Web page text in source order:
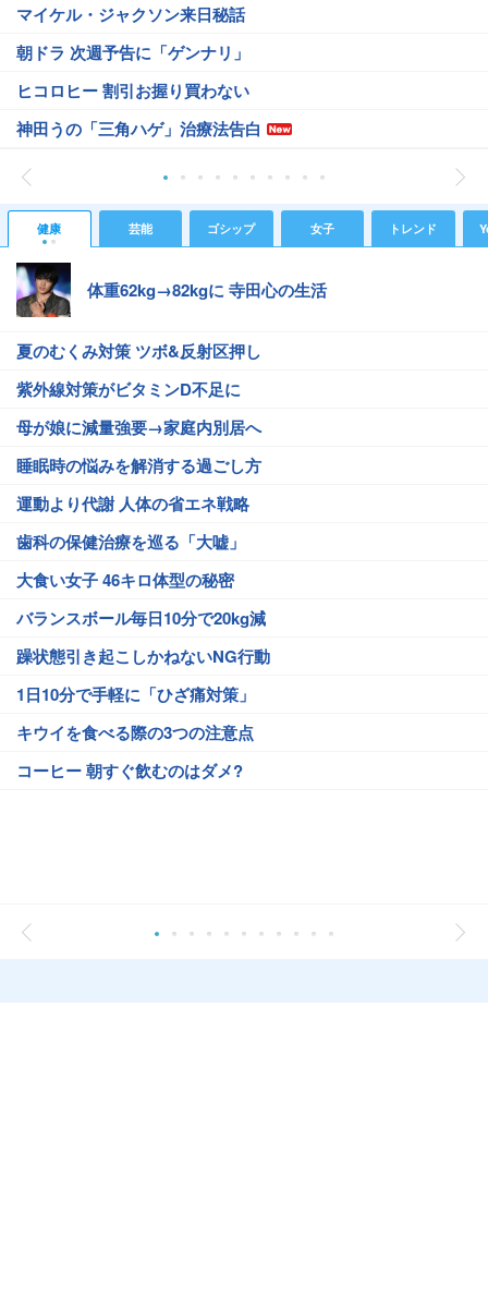
マイケル・ジャクソン来日秘話
朝ドラ 次週予告に「ゲンナリ」
ヒコロヒー 割引お握り買わない
神田うの「三角ハゲ」治療法告白
健康 芸能 ゴシップ 女子 トレンド
体重62kg→82kgに 寺田心の生活
夏のむくみ対策 ツボ&反射区押し
紫外線対策がビタミンD不足に
母が娘に減量強要→家庭内別居へ
睡眠時の悩みを解消する過ごし方
運動より代謝 人体の省エネ戦略
歯科の保健治療を巡る「大嘘」
大食い女子 46キロ体型の秘密
バランスボール毎日10分で20kg減
躁状態引き起こしかねないNG行動
1日10分で手軽に「ひざ痛対策」
キウイを食べる際の3つの注意点
コーヒー 朝すぐ飲むのはダメ?